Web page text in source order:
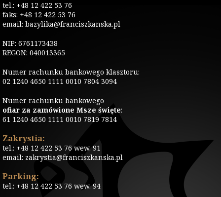
tel.: +48 12 422 53 76
faks: +48 12 422 53 76
email: bazylika@franciszkanska.pl
NIP: 6761173438
REGON: 040013365
Numer rachunku bankowego klasztoru:
02 1240 4650 1111 0010 7804 3094
Numer rachunku bankowego
ofiar za zamówione Msze święte:
61 1240 4650 1111 0010 7819 7814
Zakrystia:
tel.: +48 12 422 53 76 wew. 91
email: zakrystia@franciszkanska.pl
Parking:
tel.: +48 12 422 53 76 wew. 94